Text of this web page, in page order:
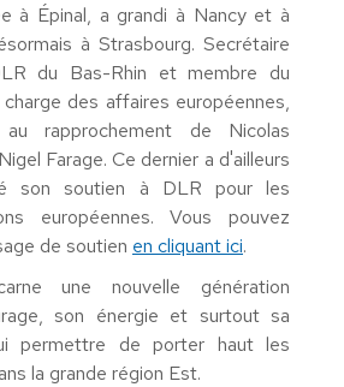
à Épinal, a grandi à Nancy et à
à Strasbourg. Secrétaire
du Bas-Rhin et membre du
des affaires européennes,
rapprochement de Nicolas
Farage. Ce dernier a d'ailleurs
son soutien à DLR pour les
européennes. Vous pouvez
de soutien en cliquant ici.
une nouvelle génération
son énergie et surtout sa
permettre de porter haut les
la grande région Est.